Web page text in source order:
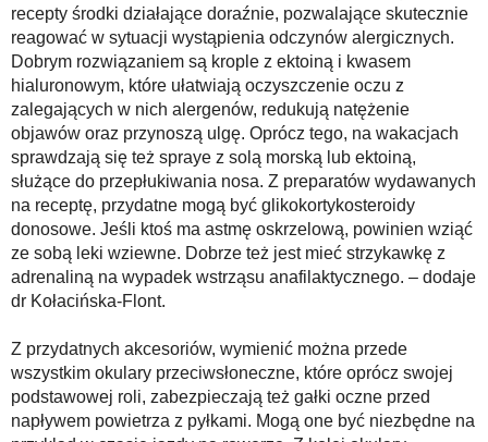
recepty środki działające doraźnie, pozwalające skutecznie
reagować w sytuacji wystąpienia odczynów alergicznych.
Dobrym rozwiązaniem są krople z ektoiną i kwasem
hialuronowym, które ułatwiają oczyszczenie oczu z
zalegających w nich alergenów, redukują natężenie
objawów oraz przynoszą ulgę. Oprócz tego, na wakacjach
sprawdzają się też spraye z solą morską lub ektoiną,
służące do przepłukiwania nosa. Z preparatów wydawanych
na receptę, przydatne mogą być glikokortykosteroidy
donosowe. Jeśli ktoś ma astmę oskrzelową, powinien wziąć
ze sobą leki wziewne. Dobrze też jest mieć strzykawkę z
adrenaliną na wypadek wstrząsu anafilaktycznego. – dodaje
dr Kołacińska-Flont.
Z przydatnych akcesoriów, wymienić można przede
wszystkim okulary przeciwsłoneczne, które oprócz swojej
podstawowej roli, zabezpieczają też gałki oczne przed
napływem powietrza z pyłkami. Mogą one być niezbędne na